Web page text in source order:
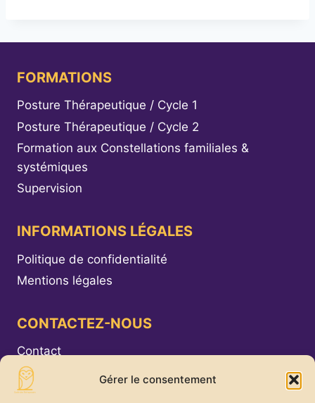
Gérer le consentement
FORMATIONS
Posture Thérapeutique / Cycle 1
Posture Thérapeutique / Cycle 2
Formation aux Constellations familiales &
systémiques
Supervision
INFORMATIONS LÉGALES
Politique de confidentialité
Mentions légales
CONTACTEZ-NOUS
Contact